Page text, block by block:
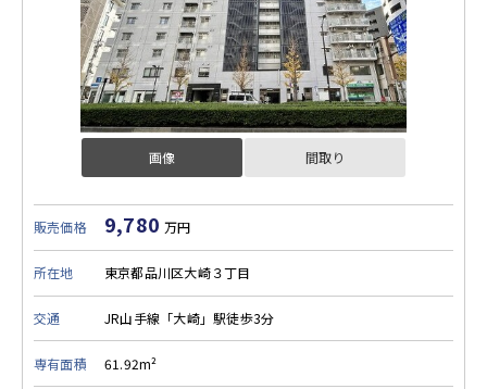
画像 間取り
販売価格 9,780 万円
所在地 東京都品川区大崎３丁目
交通 JR山手線「大崎」駅徒歩3分
専有面積 61.92m²